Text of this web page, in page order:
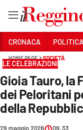
Sezioni
CRONACA
POLITICA
SANITÀ
CRONACA POLITICA
HOME PAGE SOCIETÀ
LE CELEBRAZIONI
Gioia Tauro, la
dei Peloritani
della
29 maggio 2026 09:33